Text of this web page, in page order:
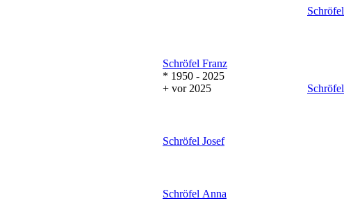
Schröfel
Schröfel Franz
* 1950 - 2025
+ vor 2025
Schröfel
Schröfel Josef
Schröfel Anna